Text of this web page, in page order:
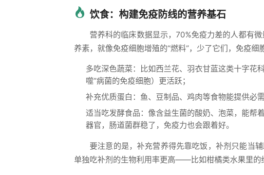
饮食：构建免疫防线的营养基石
营养科的临床数据显示，70%免疫力差的人都有
养素，就像免疫细胞增殖的“燃料”，少了它们，免疫细
多吃深色蔬菜：比如西兰花、羽衣甘蓝这类十字花
噬”病菌的免疫细胞）更活跃；
补充优质蛋白：鱼、豆制品、鸡肉等食物能提供必
适当吃发酵食品：像含益生菌的酸奶、泡菜，能
器官，肠道菌群稳了，免疫力也会跟着好。
要注意的是，补充营养得先靠吃饭，补剂只能当
单独吃补剂的生物利用率更高——比如柑橘类水果里的